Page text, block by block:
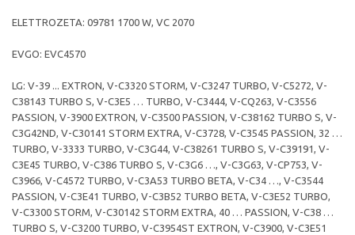
ELETTROZETA: 09781 1700 W, VC 2070
EVGO: EVC4570
LG: V-39 ... EXTRON, V-C3320 STORM, V-C3247 TURBO, V-C5272, V-
C38143 TURBO S, V-C3E5 … TURBO, V-C3444, V-CQ263, V-C3556
PASSION, V-3900 EXTRON, V-C3500 PASSION, V-C38162 TURBO S, V-
C3G42ND, V-C30141 STORM EXTRA, V-C3728, V-C3545 PASSION, 32 …
TURBO, V-3333 TURBO, V-C3G44, V-C38261 TURBO S, V-C39191, V-
C3E45 TURBO, V-C386 TURBO S, V-C3G6 …, V-C3G63, V-CP753, V-
C3966, V-C4572 TURBO, V-C3A53 TURBO BETA, V-C34 …, V-C3544
PASSION, V-C3E41 TURBO, V-C3B52 TURBO BETA, V-C3E52 TURBO,
V-C3300 STORM, V-C30142 STORM EXTRA, 40 … PASSION, V-C38 …
TURBO S, V-C3200 TURBO, V-C3954ST EXTRON, V-C3900, V-C3E51